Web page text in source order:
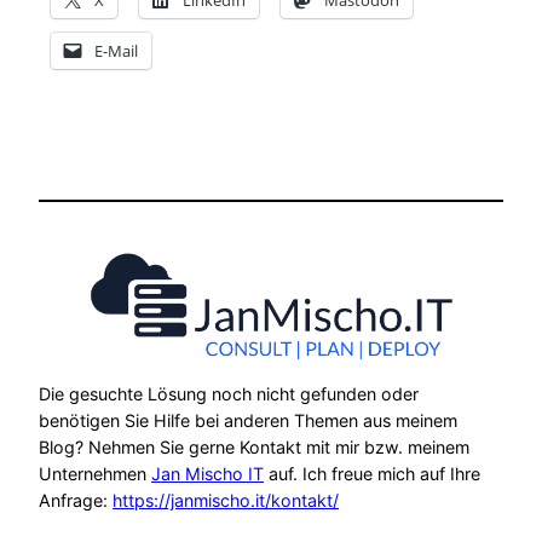
E-Mail
Die gesuchte Lösung noch nicht gefunden oder
benötigen Sie Hilfe bei anderen Themen aus meinem
Blog? Nehmen Sie gerne Kontakt mit mir bzw. meinem
Unternehmen Jan Mischo IT auf. Ich freue mich auf Ihre
Anfrage: https://janmischo.it/kontakt/